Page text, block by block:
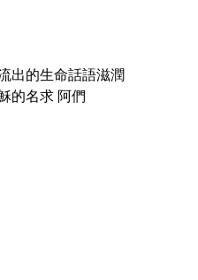
出的生命話語滋潤
的名求 阿們